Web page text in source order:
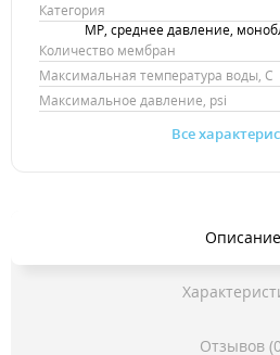
Категория
MP, среднее давление,
Количество мембран
Максимальная температура воды, С
Максимальное давление, psi
Все
Описание
Отзывов